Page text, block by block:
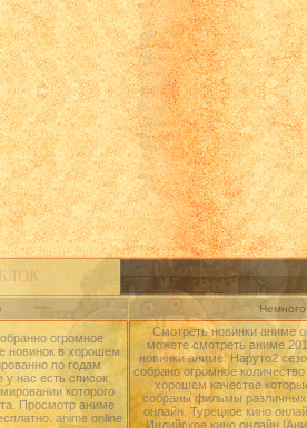
огромное
новинок в хорошем
по годам
у нас есть список
которого
Просмотр аниме
anime online
Смотреть новинки аниме
можете смотреть аниме
новинки аниме: Наруто2
собрано огромное
хорошем качестве
собраны фильмы различных
онлайн, Турецкое кино
Индийское кино